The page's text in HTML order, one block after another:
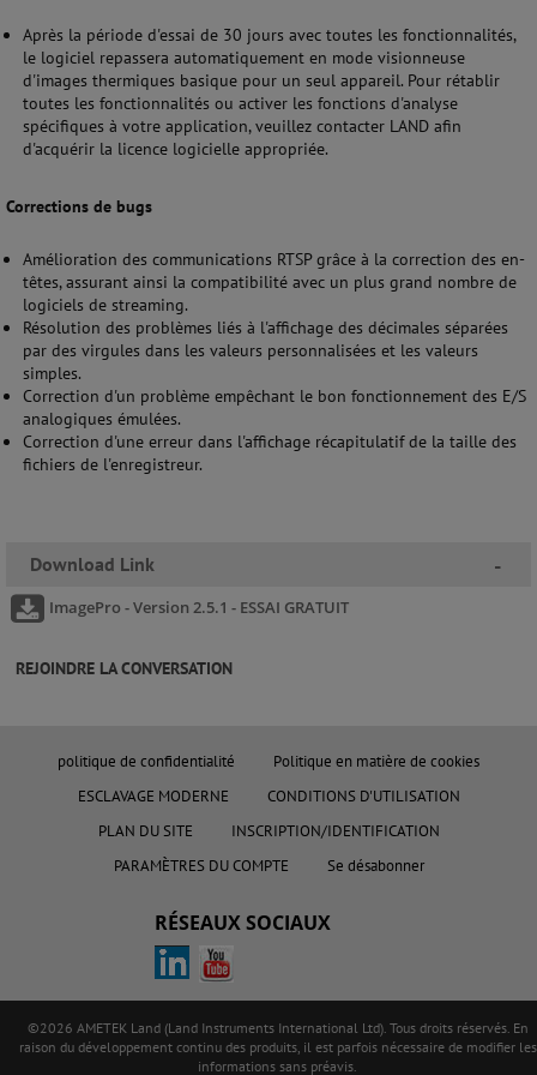
Après la période d'essai de 30 jours avec toutes les fonctionnalités,
le logiciel repassera automatiquement en mode visionneuse
d'images thermiques basique pour un seul appareil. Pour rétablir
toutes les fonctionnalités ou activer les fonctions d'analyse
spécifiques à votre application, veuillez contacter LAND afin
d'acquérir la licence logicielle appropriée.
Corrections de bugs
Amélioration des communications RTSP grâce à la correction des en-
têtes, assurant ainsi la compatibilité avec un plus grand nombre de
logiciels de streaming.
Résolution des problèmes liés à l'affichage des décimales séparées
par des virgules dans les valeurs personnalisées et les valeurs
simples.
Correction d'un problème empêchant le bon fonctionnement des E/S
analogiques émulées.
Correction d'une erreur dans l'affichage récapitulatif de la taille des
fichiers de l'enregistreur.
Download Link -
ImagePro - Version 2.5.1 - ESSAI GRATUIT
REJOINDRE LA CONVERSATION
politique de confidentialité
Politique en matière de cookies
ESCLAVAGE MODERNE
CONDITIONS D'UTILISATION
PLAN DU SITE
INSCRIPTION/IDENTIFICATION
PARAMÈTRES DU COMPTE
Se désabonner
RÉSEAUX SOCIAUX
©2026 AMETEK Land (Land Instruments International Ltd). Tous droits réservés. En
raison du développement continu des produits, il est parfois nécessaire de modifier les
informations sans préavis.